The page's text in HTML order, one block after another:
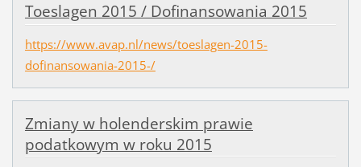
Toeslagen 2015 / Dofinansowania 2015
https://www.avap.nl/news/toeslagen-2015-
dofinansowania-2015-/
Zmiany w holenderskim prawie
podatkowym w roku 2015